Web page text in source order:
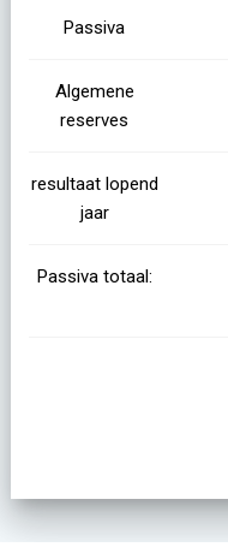
Passiva
Algemene
reserves
resultaat lopend
jaar
Passiva totaal: